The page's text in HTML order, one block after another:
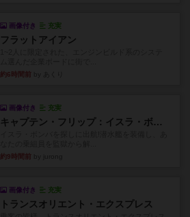
画像付き 充実
フラットアイアン
約6時間前
画像付き 充実
キャプテン・フリップ：イスラ・ボンバ
約9時間前
画像付き 充実
トランスオリエント・エクスプレス